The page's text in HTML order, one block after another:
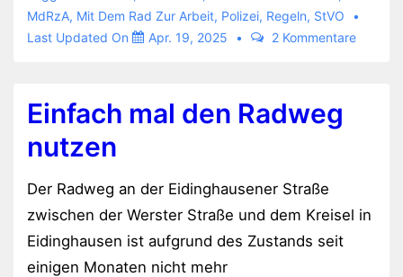
Begegnungsverkehr
MdRzA, Mit Dem Rad Zur Arbeit, Polizei, Regeln, StVO
Last Updated On
Apr. 19, 2025 2 Kommentare
Einfach mal den Radweg
nutzen
Der Radweg an der Eidinghausener Straße
zwischen der Werster Straße und dem Kreisel in
Eidinghausen ist aufgrund des Zustands seit
einigen Monaten nicht mehr